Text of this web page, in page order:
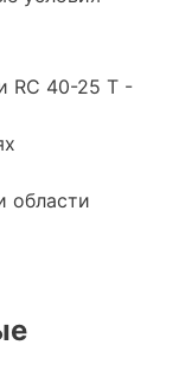
RC 40-25 T -
области